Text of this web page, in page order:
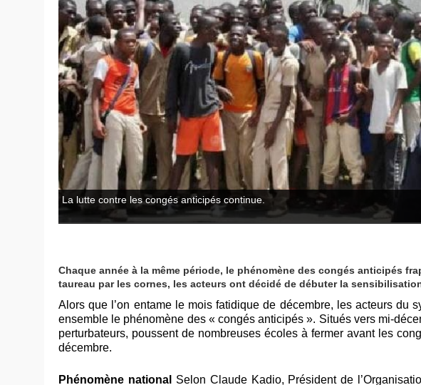
La lutte contre les congés anticipés continue.
Chaque année à la même période, le phénomène des congés anticipés
taureau par les cornes, les acteurs ont décidé de débuter la
Alors que l’on entame le mois fatidique de décembre, les acteurs du
ensemble le phénomène des « congés anticipés ». Situés vers mi-
perturbateurs, poussent de nombreuses écoles à fermer avant les
décembre.
Phénomène national
Selon Claude Kadio, Président de